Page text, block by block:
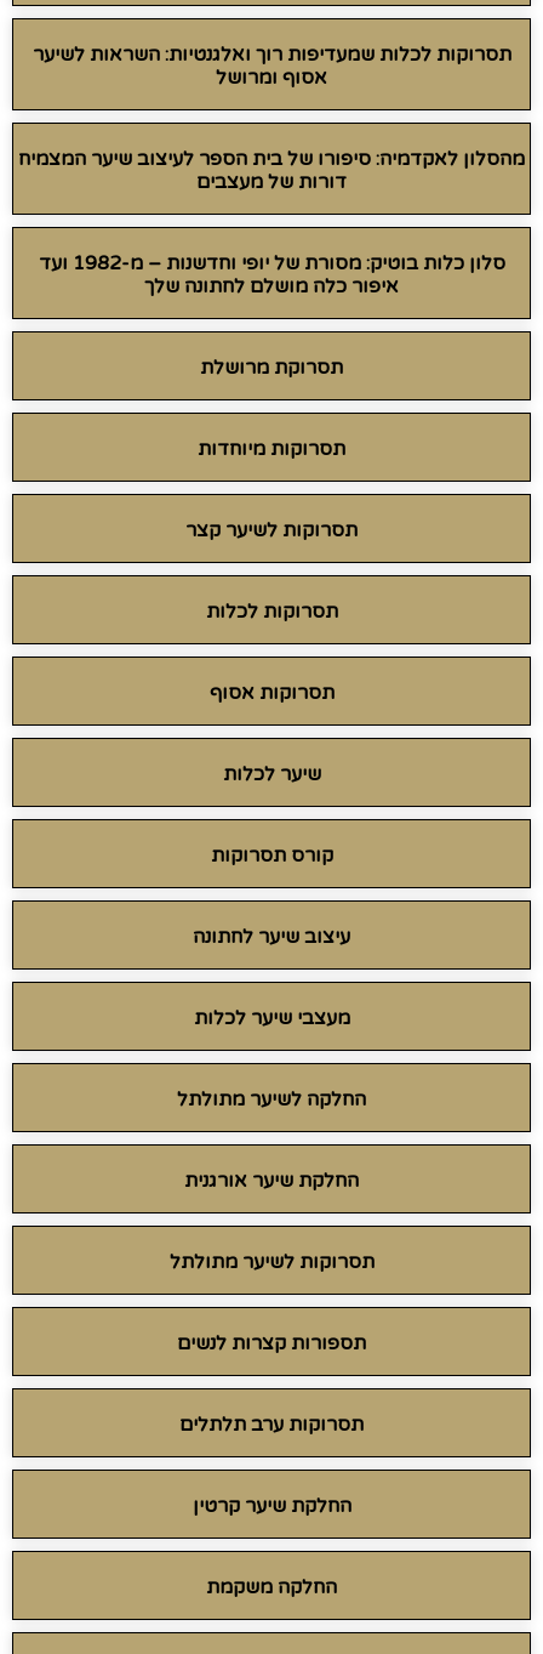
תסרוקות לכלות שמעדיפות רוך ואלגנטיות: השראות לשיער
אסוף ומרושל
מהסלון לאקדמיה: סיפורו של בית הספר לעיצוב שיער המצמיח
דורות של מעצבים
סלון כלות בוטיק: מסורת של יופי וחדשנות – מ-1982 ועד
איפור כלה מושלם לחתונה שלך
תסרוקת מרושלת
תסרוקות מיוחדות
תסרוקות לשיער קצר
תסרוקות לכלות
תסרוקות אסוף
שיער לכלות
קורס תסרוקות
עיצוב שיער לחתונה
מעצבי שיער לכלות
החלקה לשיער מתולתל
החלקת שיער אורגנית
תסרוקות לשיער מתולתל
תספורות קצרות לנשים
תסרוקות ערב תלתלים
החלקת שיער קרטין
החלקה משקמת